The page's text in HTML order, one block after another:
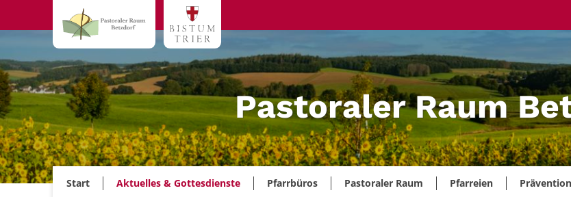
Zum Inhalt springen
Pastoraler Raum
Start Aktuelles & Gottesdienste Pfarrbüros Pastoraler Raum Pfarreien